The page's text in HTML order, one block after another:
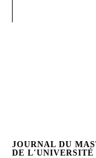
JOURNAL DU
DE